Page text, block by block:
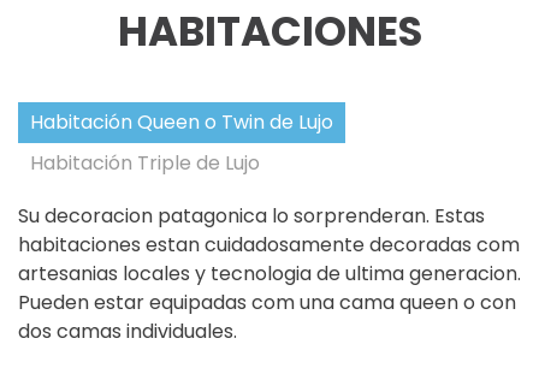
HABITACIONES
Habitación Queen o Twin de Lujo
Habitación Triple de Lujo
Su decoracion patagonica lo sorprenderan. Estas
habitaciones estan cuidadosamente decoradas com
artesanias locales y tecnologia de ultima generacion.
Pueden estar equipadas com una cama queen o con
dos camas individuales.